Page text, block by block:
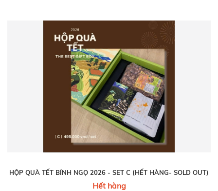
HỘP QUÀ TẾT BÍNH NGỌ 2026 - SET C (HẾT HÀNG- SOLD OUT)
Hết hàng